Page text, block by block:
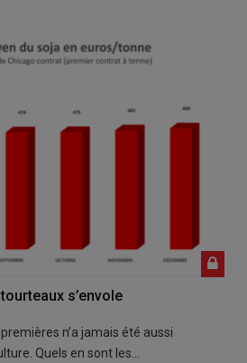
s’envole
n’a jamais été aussi
Quels en sont les…